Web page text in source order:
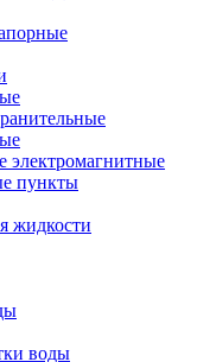
электромагнитные
пункты
жидкости
воды